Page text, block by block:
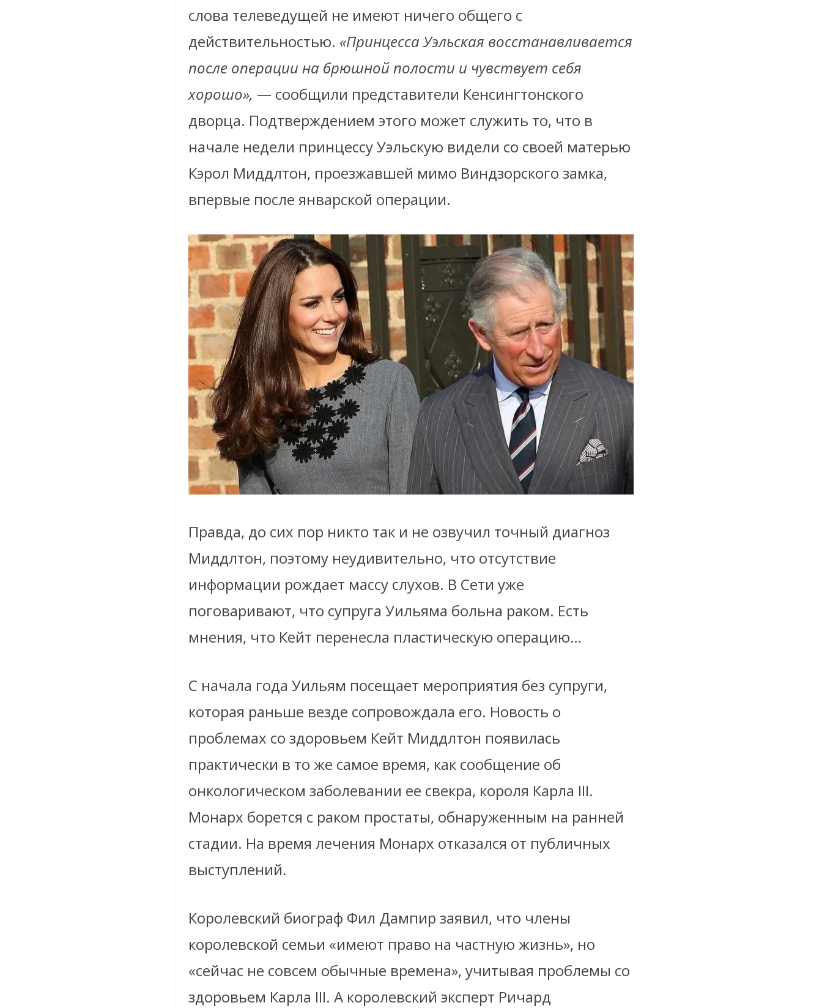
слова телеведущей не имеют ничего общего с
действительностью. «Принцесса Уэльская восстанавливается
после операции на брюшной полости и чувствует себя
хорошо», — сообщили представители Кенсингтонского
дворца. Подтверждением этого может служить то, что в
начале недели принцессу Уэльскую видели со своей матерью
Кэрол Миддлтон, проезжавшей мимо Виндзорского замка,
впервые после январской операции.
Правда, до сих пор никто так и не озвучил точный диагноз
Миддлтон, поэтому неудивительно, что отсутствие
информации рождает массу слухов. В Сети уже
поговаривают, что супруга Уильяма больна раком. Есть
мнения, что Кейт перенесла пластическую операцию…
С начала года Уильям посещает мероприятия без супруги,
которая раньше везде сопровождала его. Новость о
проблемах со здоровьем Кейт Миддлтон появилась
практически в то же самое время, как сообщение об
онкологическом заболевании ее свекра, короля Карла III.
Монарх борется с раком простаты, обнаруженным на ранней
стадии. На время лечения Монарх отказался от публичных
выступлений.
Королевский биограф Фил Дампир заявил, что члены
королевской семьи «имеют право на частную жизнь», но
«сейчас не совсем обычные времена», учитывая проблемы со
здоровьем Карла III. А королевский эксперт Ричард